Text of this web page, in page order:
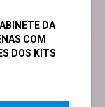
DA
COM
DOS KITS